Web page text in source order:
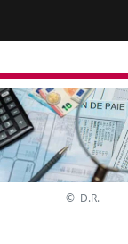
© D.R.